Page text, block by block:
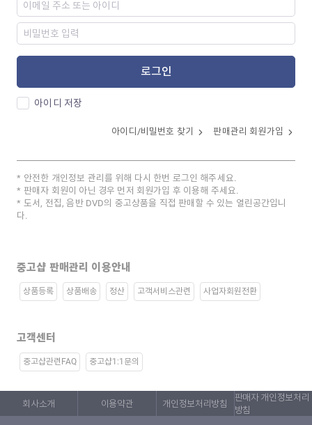
로그인
아이디 저장
아이디/비밀번호 찾기 판매관리 회원가입
안전한 개인정보 관리를 위해 다시 한번 로그인 해주세요.
판매자 회원이 아닌 경우 먼저 회원가입 후 이용해 주세요.
도서, 전집, 음반 DVD의 중고상품을 직접 판매할 수 있는 열린공간입니
다.
중고샵 판매관리 이용안내
상품등록 상품배송 정산 고객서비스관련 사업자회원전환
고객센터
중고샵관련FAQ 중고샵1:1문의
회사소개 이용약관 개인정보처리방침
판매자 개인정보처리
방침